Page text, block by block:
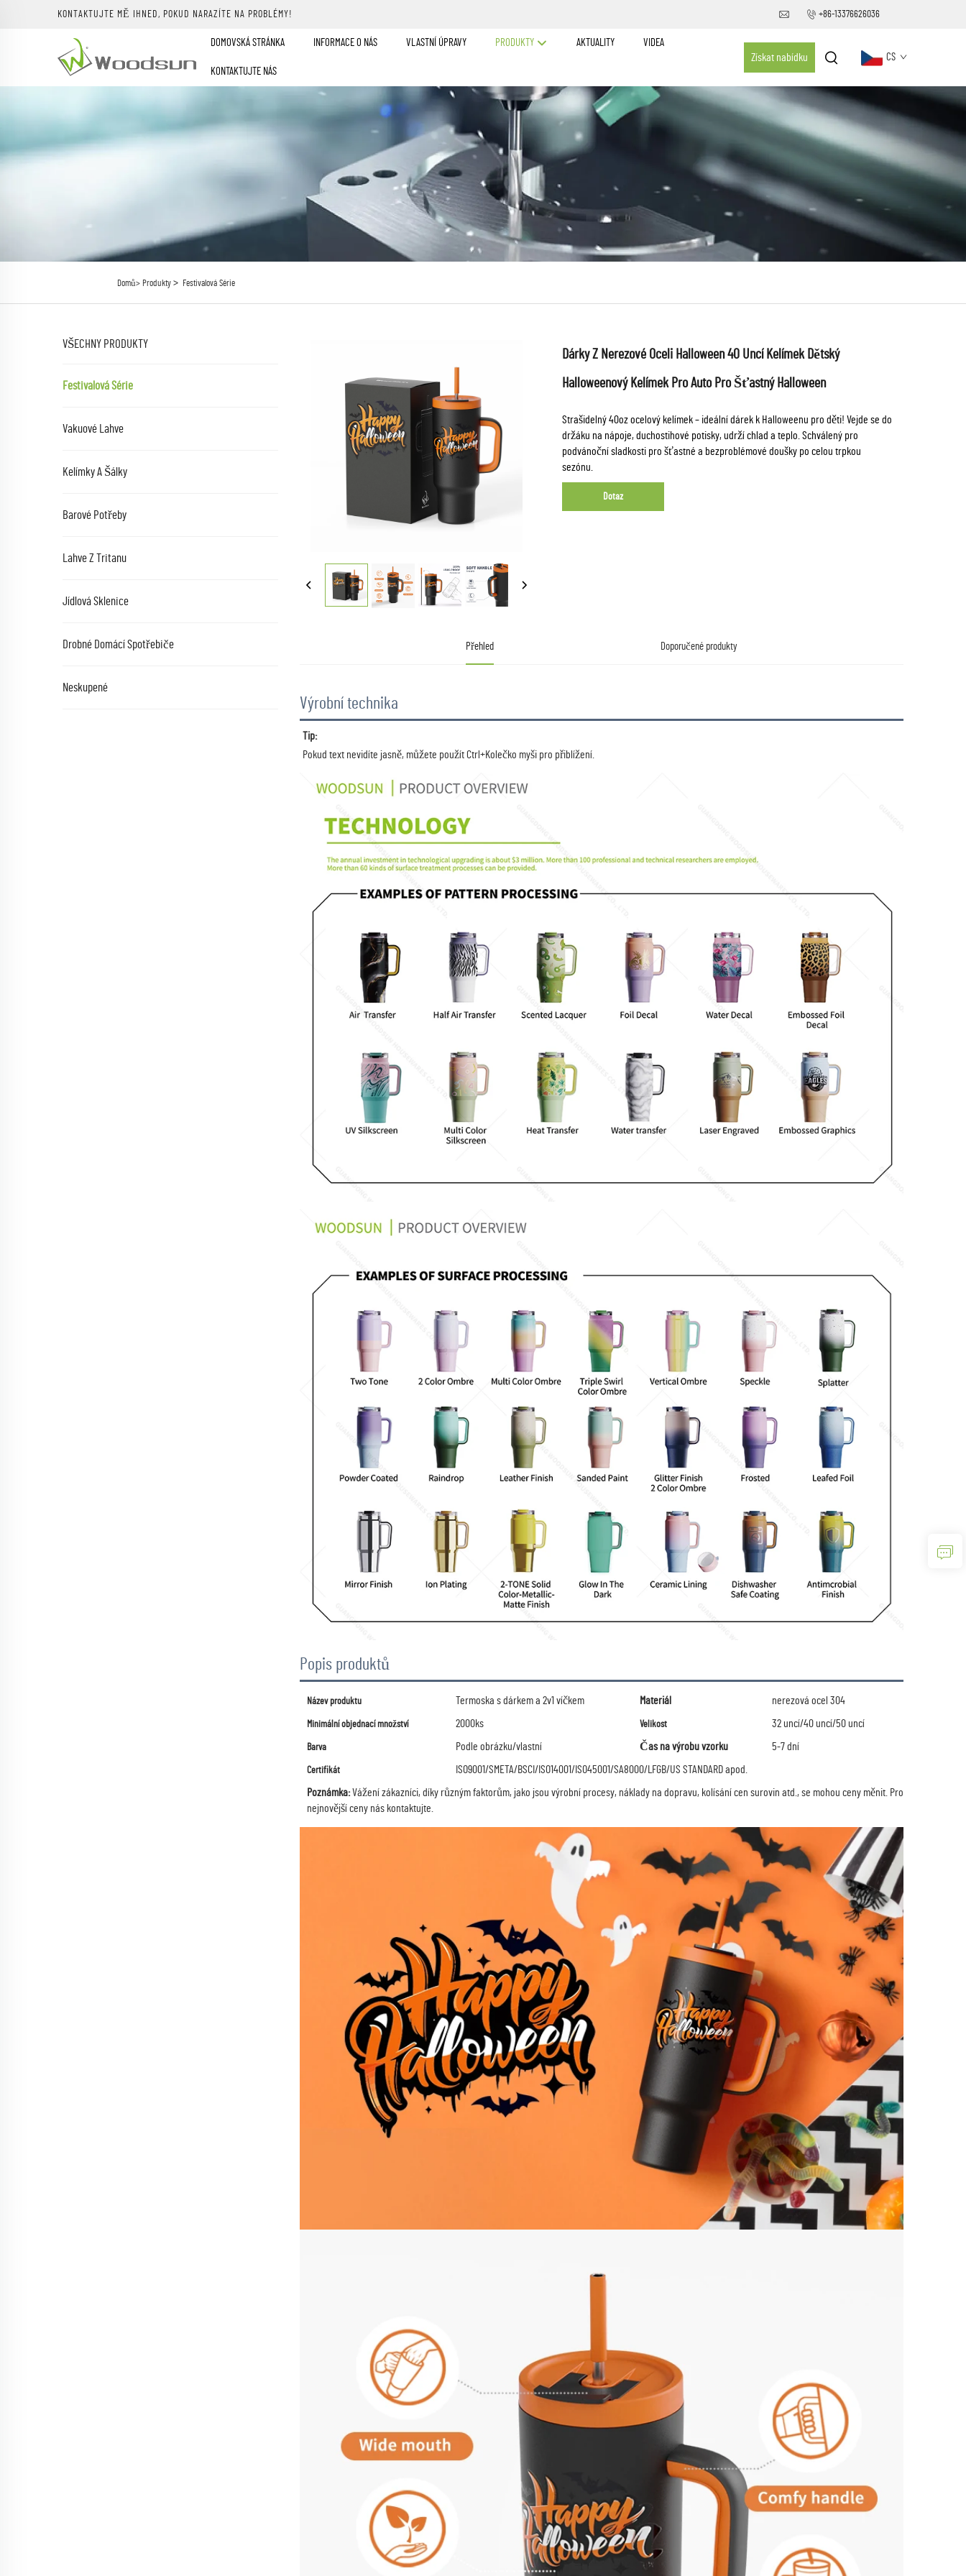
KONTAKTUJTE MĚ IHNED, POKUD NARAZÍTE NA PROBLÉMY! +86-13376626036
DOMOVSKÁ STRÁNKA INFORMACE O NÁS VLASTNÍ ÚPRAVY PRODUKTY AKTUALITY VIDEA
KONTAKTUJTE NÁS
Získat nabídku CS
Domů> Produkty> Festivalová Série
VŠECHNY PRODUKTY
Festivalová Série
Vakuové Lahve
Kelímky A Šálky
Barové Potřeby
Lahve Z Tritanu
Jídlová Sklenice
Drobné Domácí Spotřebiče
Neskupené
Dárky Z Nerezové Oceli Halloween 40 Uncí Kelímek Dětský
Halloweenový Kelímek Pro Auto Pro Šťastný Halloween
Strašidelný 40oz ocelový kelímek – ideální dárek k Halloweenu pro děti! Vejde se do
držáku na nápoje, duchostihové potisky, udrží chlad a teplo. Schválený pro
podvánoční sladkosti pro šťastné a bezproblémové doušky po celou trpkou
sezónu.
Dotaz
Přehled Doporučené produkty
Výrobní technika
Tip:
Pokud text nevidíte jasně, můžete použít Ctrl+Kolečko myši pro přiblížení.
Popis produktů
Název produktu Termoska s dárkem a 2v1 víčkem Materiál nerezová ocel 304
Minimální objednací množství 2000ks Velikost 32 uncí/40 uncí/50 uncí
Barva Podle obrázku/vlastní Čas na výrobu vzorku 5-7 dní
Certifikát
ISO9001/SMETA/BSCI/ISO14001/ISO45001/SA8000/LFGB/US STANDARD apod.
Poznámka:Vážení zákazníci, díky různým faktorům, jako jsou výrobní procesy, náklady na dopravu, kolísání cen surovin atd., se mohou ceny měnit. Pro
nejnovější ceny nás kontaktujte.